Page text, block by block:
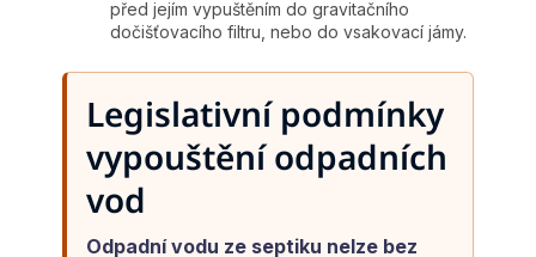
před jejím vypuštěním do gravitačního
dočišťovacího filtru, nebo do vsakovací jámy.
Legislativní podmínky
vypouštění odpadních
vod
Odpadní vodu ze septiku nelze bez